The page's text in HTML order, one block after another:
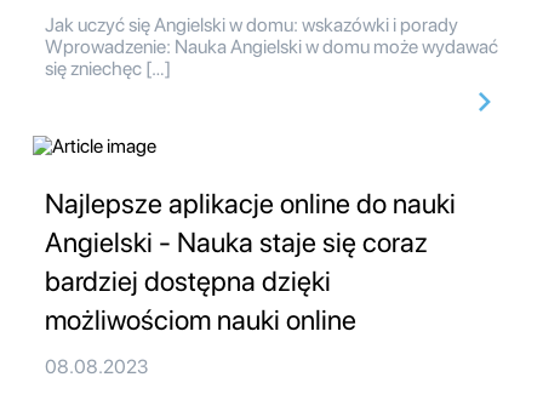
Jak uczyć się Angielski w domu: wskazówki i porady
Wprowadzenie: Nauka Angielski w domu może wydawać
się zniechęc […]
Najlepsze aplikacje online do nauki
Angielski - Nauka staje się coraz
bardziej dostępna dzięki
możliwościom nauki online
08.08.2023